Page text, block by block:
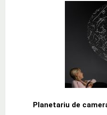
Planetariu de